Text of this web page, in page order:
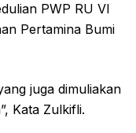
PWP RU VI
Pertamina Bumi
juga dimuliakan
Kata Zulkifli.